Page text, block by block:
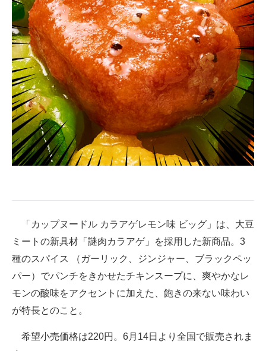
建設×テクノロジーの最前線
ちょっと気になるネットの話題
「カップヌードル カラアゲレモン味 ビッグ」は、大豆
ミートの新具材「謎肉カラアゲ」を採用した新商品。3
種のスパイス （ガーリック、ジンジャー、ブラックペッ
パー）でパンチをきかせたチキンスープに、爽やかなレ
モンの酸味をアクセントに加えた、飽きの来ない味わい
が特長とのこと。
希望小売価格は220円。6月14日より全国で販売されま